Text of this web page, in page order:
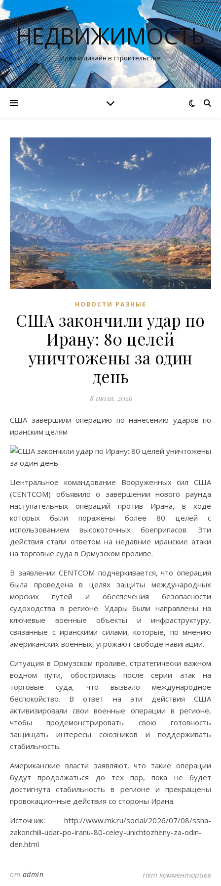
НЕДВИЖИМОСТЬ
Идеи и дизайн в строительстве
НОВОСТИ РАЗНЫЕ
США закончили удар по
Ирану: 80 целей
уничтожены за один
день
8 июля, 2026
США завершили операцию по нанесению ударов по
иранским целям
Центральное командование Вооруженных сил США
(CENTCOM) объявило о завершении нового раунда
наступательных операций против Ирана, в ходе
которых были поражены более 80 целей с
использованием высокоточных боеприпасов. Эти
действия стали ответом на недавние иранские атаки
на торговые суда в Ормузском проливе.
В заявлении CENTCOM подчеркивается, что операция
была проведена в целях защиты международных
морских путей и обеспечения безопасности
судоходства в регионе. Удары были направлены на
ключевые военные объекты и инфраструктуру,
связанные с иранскими силами, которые, по мнению
американских военных, угрожают свободе навигации.
Ситуация в Ормузском проливе, стратегически важном
водном пути, обострилась после серии атак на
торговые суда, что вызвало международное
беспокойство. В ответ на эти действия США
активизировали свои военные операции в регионе,
чтобы продемонстрировать свою готовность
защищать интересы союзников и поддерживать
стабильность.
Американские власти заявляют, что такие операции
будут продолжаться до тех пор, пока не будет
достигнута стабильность в регионе и прекращены
провокационные действия со стороны Ирана.
Источник: http://www.mk.ru/social/2026/07/08/ssha-
zakonchili-udar-po-iranu-80-celey-unichtozheny-za-odin-
den.html
от admin Нет комментариев